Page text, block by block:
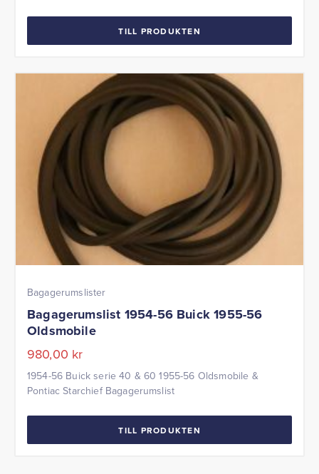
TILL PRODUKTEN
Bagagerumslister
Bagagerumslist 1954-56 Buick 1955-56
Oldsmobile
980,00 kr
1954-56 Buick serie 40 & 60 1955-56 Oldsmobile &
Pontiac Starchief Bagagerumslist
TILL PRODUKTEN